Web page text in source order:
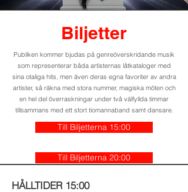
Biljetter
Publiken kommer bjudas på genreöverskridande musik
som representerar båda artisternas låtkataloger med
sina otaliga hits, men även deras egna favoriter av andra
artister, så räkna med stora nummer, magiska möten och
en hel del överraskningar under två välfyllda timmar
tillsammans med ett stort tiomannaband samt dansare.
Till Biljetterna 15:00
Till Biljetterna 20:00
HÅLLTIDER 15:00